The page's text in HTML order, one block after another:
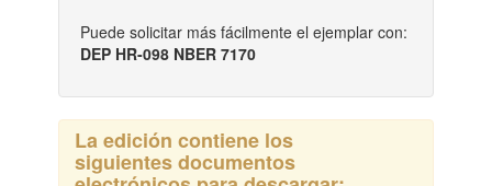
Puede solicitar más fácilmente el ejemplar con:
DEP HR-098 NBER 7170
La edición contiene los
siguientes documentos